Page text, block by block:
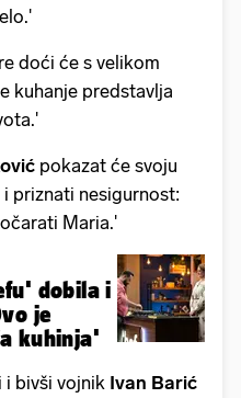
doći će s velikom
kuhanje predstavlja
pokazat će svoju
priznati nesigurnost:
Maria.'
dobila i
je
kuhinja'
i bivši vojnik Ivan Barić